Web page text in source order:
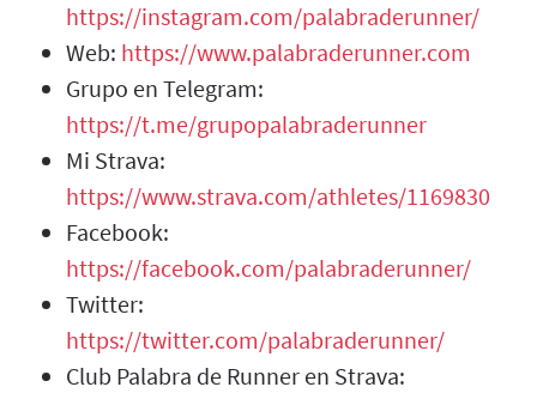
https://instagram.com/palabraderunner/
Web: https://www.palabraderunner.com
Grupo en Telegram:
https://t.me/grupopalabraderunner
Mi Strava:
https://www.strava.com/athletes/1169830
Facebook:
https://facebook.com/palabraderunner/
Twitter:
https://twitter.com/palabraderunner/
Club Palabra de Runner en Strava: